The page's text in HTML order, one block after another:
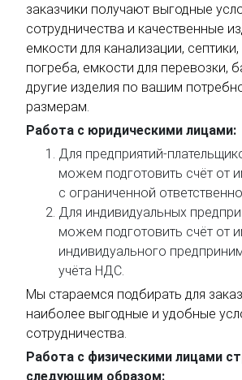
заказчики получают выгодные
сотрудничества и качественные
емкости для канализации,
погреба, емкости для перевозки,
другие изделия по вашим
размерам.
Работа с юридическими лицами:
Для предприятий-
можем подготовить счёт от
с ограниченной
Для индивидуальных
можем подготовить счёт от
индивидуального
учёта НДС.
Мы стараемся подбирать для
наиболее выгодные и удобные
сотрудничества.
Работа с физическими лицами
следующим образом: